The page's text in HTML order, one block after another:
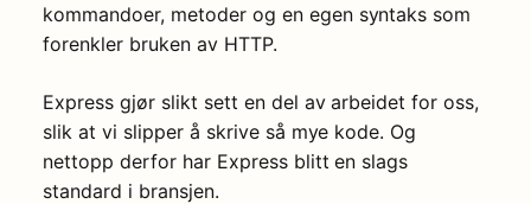
kommandoer, metoder og en egen syntaks som
forenkler bruken av HTTP.
Express gjør slikt sett en del av arbeidet for oss,
slik at vi slipper å skrive så mye kode. Og
nettopp derfor har Express blitt en slags
standard i bransjen.